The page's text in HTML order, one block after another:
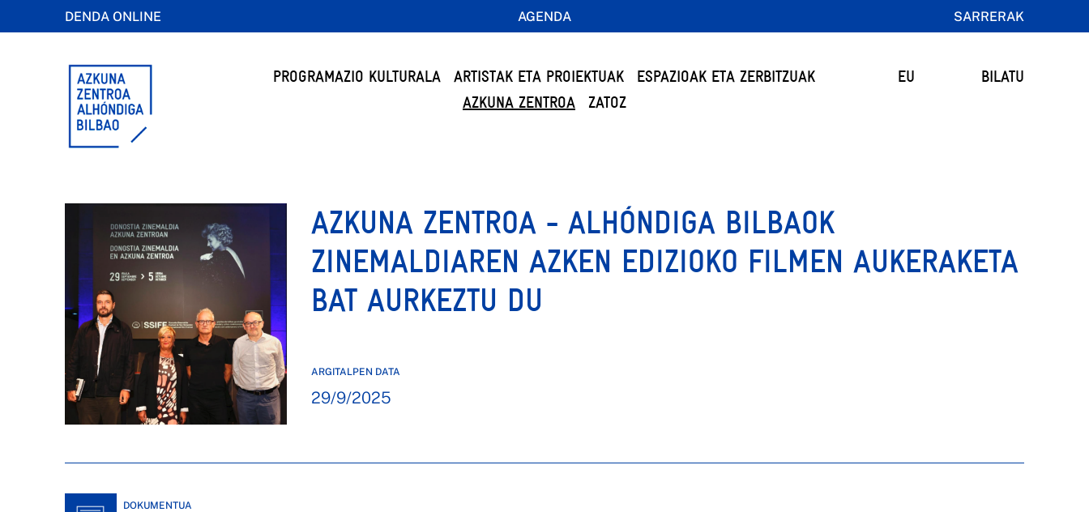
DENDA ONLINE AGENDA SARRERAK
PROGRAMAZIO KULTURALA ARTISTAK ETA PROIEKTUAK
ESPAZIOAK ETA ZERBITZUAK
AZKUNA ZENTROA
ZATOZ
EU BILATU
AZKUNA ZENTROA - ALHÓNDIGA BILBAOK
ZINEMALDIAREN AZKEN EDIZIOKO FILMEN AUKERAKETA
BAT AURKEZTU DU
ARGITALPEN DATA
29/9/2025
DOKUMENTUA